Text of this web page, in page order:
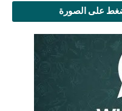
على الصورة